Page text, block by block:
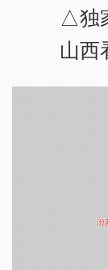
△独
山西